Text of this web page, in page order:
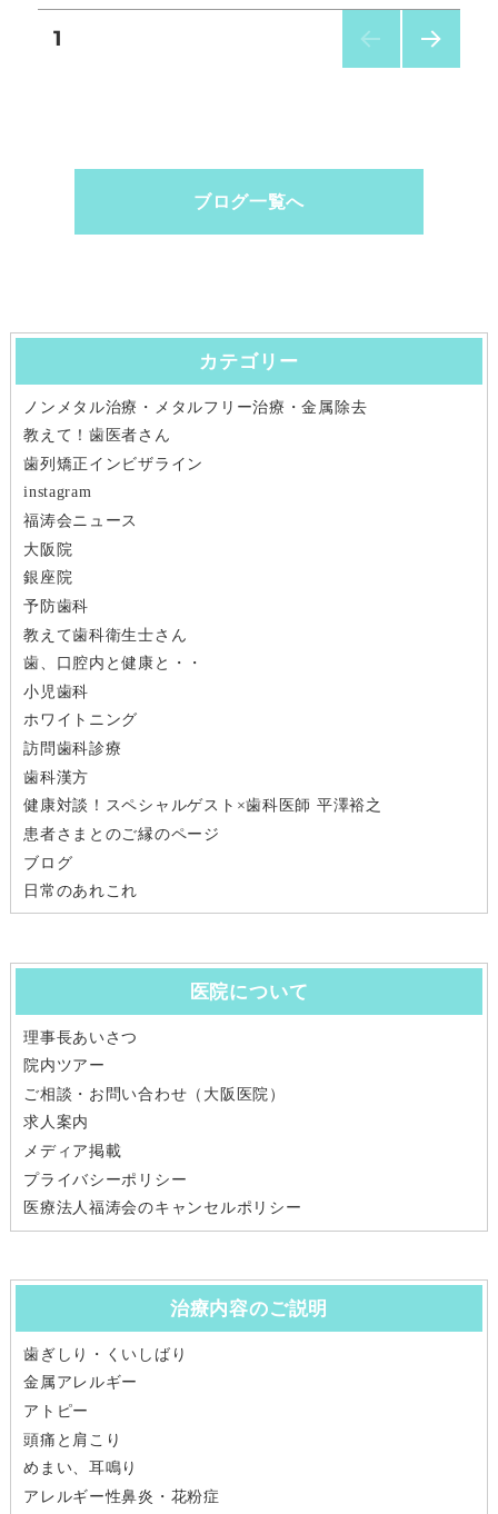
1
ブログ一覧へ
カテゴリー
ノンメタル治療・メタルフリー治療・金属除去
教えて！歯医者さん
歯列矯正インビザライン
instagram
福涛会ニュース
大阪院
銀座院
予防歯科
教えて歯科衛生士さん
歯、口腔内と健康と・・
小児歯科
ホワイトニング
訪問歯科診療
歯科漢方
健康対談！スペシャルゲスト×歯科医師 平澤裕之
患者さまとのご縁のページ
ブログ
日常のあれこれ
医院について
理事長あいさつ
院内ツアー
ご相談・お問い合わせ（大阪医院）
求人案内
メディア掲載
プライバシーポリシー
医療法人福涛会のキャンセルポリシー
治療内容のご説明
歯ぎしり・くいしばり
金属アレルギー
アトピー
頭痛と肩こり
めまい、耳鳴り
アレルギー性鼻炎・花粉症